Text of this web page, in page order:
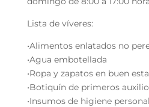
Lista de víveres:
•Alimentos enlatados no
•Agua embotellada
•Ropa y zapatos en buen
•Botiquín de primeros
•Insumos de higiene personal